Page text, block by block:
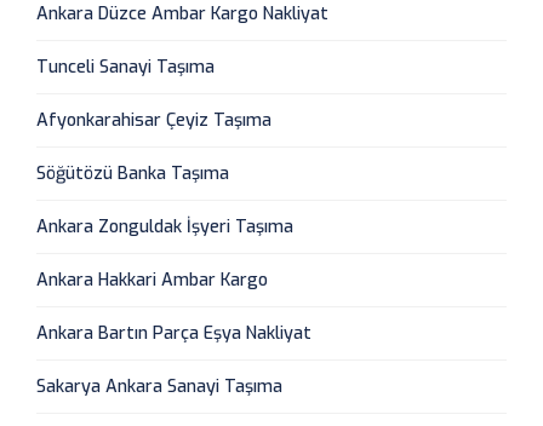
Ankara Düzce Ambar Kargo Nakliyat
Tunceli Sanayi Taşıma
Afyonkarahisar Çeyiz Taşıma
Söğütözü Banka Taşıma
Ankara Zonguldak İşyeri Taşıma
Ankara Hakkari Ambar Kargo
Ankara Bartın Parça Eşya Nakliyat
Sakarya Ankara Sanayi Taşıma